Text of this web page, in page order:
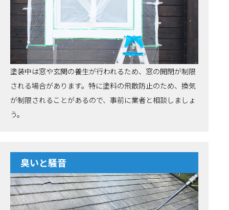
塗装中は窓や玄関の養生が行われるため、窓の開閉が制限
される場合があります。特に塗料の飛散防止のため、換気
が制限されることがあるので、事前に業者と相談しましょ
う。
臭いと騒音